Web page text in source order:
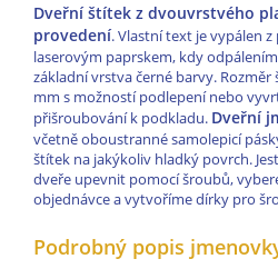
Dveřní štítek z dvouvrstvého
provedení. Vlastní text je vypálen
laserovým paprskem, kdy
základní vrstva černé barvy. Rozměr
mm s možností podlepení nebo
přišroubování k podkladu. Dveřní
včetně oboustranné samolepicí
štítek na jakýkoliv hladký povrch.
dveře upevnit pomocí šroubů,
objednávce a vytvoříme dírky pro
Podrobný popis